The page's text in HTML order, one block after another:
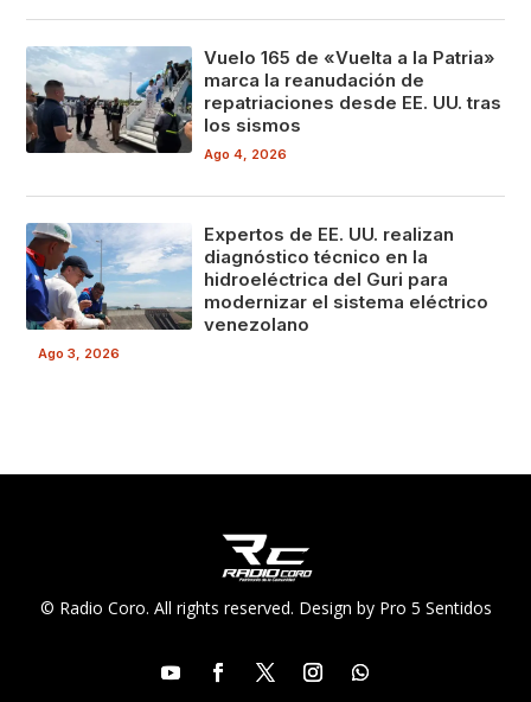
Vuelo 165 de «Vuelta a la Patria»
marca la reanudación de
repatriaciones desde EE. UU. tras
los sismos
Ago 4, 2026
Expertos de EE. UU. realizan
diagnóstico técnico en la
hidroeléctrica del Guri para
modernizar el sistema eléctrico
venezolano
Ago 3, 2026
© Radio Coro. All rights reserved. Design by Pro 5 Sentidos